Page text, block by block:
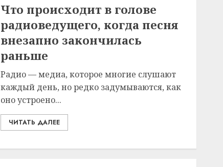
Что происходит в голове
радиоведущего, когда песня
внезапно закончилась
раньше
Радио — медиа, которое многие слушают
каждый день, но редко задумываются, как
оно устроено...
ЧИТАТЬ ДАЛЕЕ